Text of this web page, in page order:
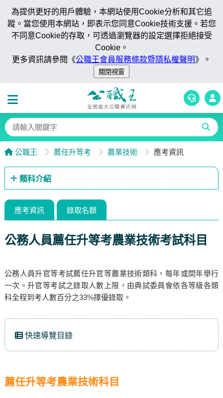
為提供更好的用戶體驗，本網站使用Cookie分析和其它追
蹤。當您使用本網站，即表示您同意Cookie技術支援。若您
不同意Cookie的存取，可透過瀏覽器的設定選擇拒絕接受
Cookie。
更多資訊請參閱《公職王會員服務條款暨隱私權聲明》。
公職王 薦任升等考 農業技術 應考資訊
類科介紹
應考資訊 錄取名額
公務人員薦任升等考農業技術考試科目
公務人員升官等考試薦任升官等農業技術類科，每年或間年舉行
一次。升官等考試之錄取人數上限，由典試委員會依各等級各類
科全程到考人數百分之33%擇優錄取。
快速導覽目錄
薦任升等考農業技術科目